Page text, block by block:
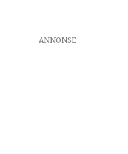
ANNONSE